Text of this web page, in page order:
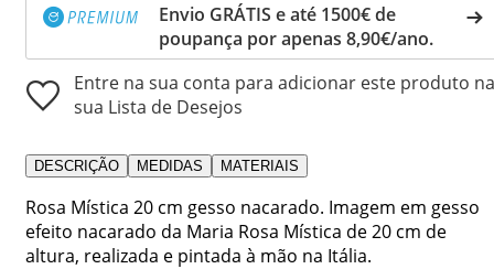
Envio GRÁTIS e até 1500€ de
poupança por apenas 8,90€/ano.
Entre na sua conta para adicionar este produto na
sua Lista de Desejos
DESCRIÇÃO MEDIDAS MATERIAIS
Rosa Mística 20 cm gesso nacarado. Imagem em gesso
efeito nacarado da Maria Rosa Mística de 20 cm de
altura, realizada e pintada à mão na Itália.